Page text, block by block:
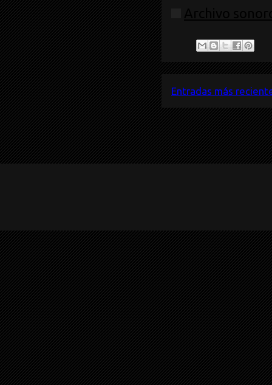
Entradas más